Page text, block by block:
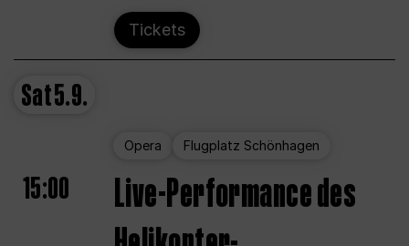
Tickets
Sat5.9.
Opera Flugplatz Schönhagen
15:00
Live-Performance des